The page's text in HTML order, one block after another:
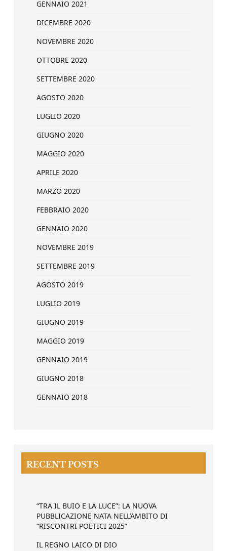
GENNAIO 2021
DICEMBRE 2020
NOVEMBRE 2020
OTTOBRE 2020
SETTEMBRE 2020
AGOSTO 2020
LUGLIO 2020
GIUGNO 2020
MAGGIO 2020
APRILE 2020
MARZO 2020
FEBBRAIO 2020
GENNAIO 2020
NOVEMBRE 2019
SETTEMBRE 2019
AGOSTO 2019
LUGLIO 2019
GIUGNO 2019
MAGGIO 2019
GENNAIO 2019
GIUGNO 2018
GENNAIO 2018
RECENT POSTS
“TRA IL BUIO E LA LUCE”: LA NUOVA
PUBBLICAZIONE NATA NELL’AMBITO DI
“RISCONTRI POETICI 2025”
IL REGNO LAICO DI DIO